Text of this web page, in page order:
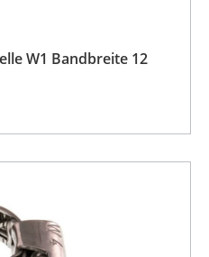
W1 Bandbreite 12